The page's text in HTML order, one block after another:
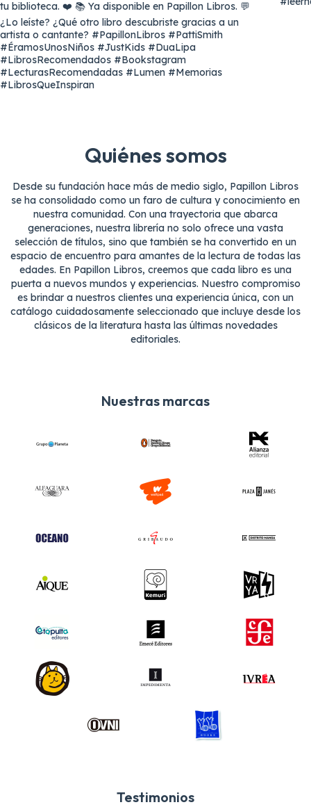
Quiénes somos
Desde su fundación hace más de medio siglo, Papillon Libros
se ha consolidado como un faro de cultura y conocimiento en
nuestra comunidad. Con una trayectoria que abarca
generaciones, nuestra librería no solo ofrece una vasta
selección de títulos, sino que también se ha convertido en un
espacio de encuentro para amantes de la lectura de todas las
edades. En Papillon Libros, creemos que cada libro es una
puerta a nuevos mundos y experiencias. Nuestro compromiso
es brindar a nuestros clientes una experiencia única, con un
catálogo cuidadosamente seleccionado que incluye desde los
clásicos de la literatura hasta las últimas novedades
editoriales.
Nuestras marcas
Testimonios